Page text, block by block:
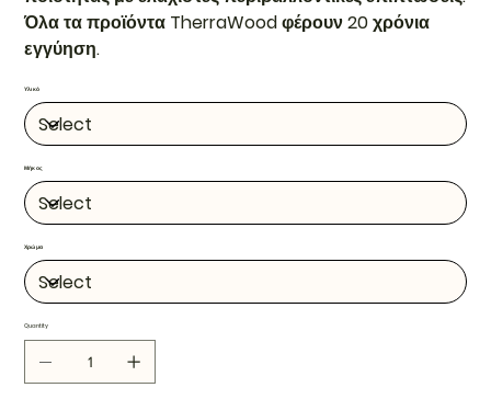
Όλα τα προϊόντα TherraWood φέρουν 20 χρόνια
εγγύηση.
Υλικό
Μήκος
Χρώμα
Quantity